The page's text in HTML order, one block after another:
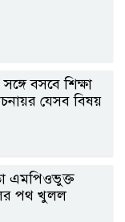
বসবে শিক্ষা
যেসব বিষয়
এমপিওভুক্ত
পথ খুলল